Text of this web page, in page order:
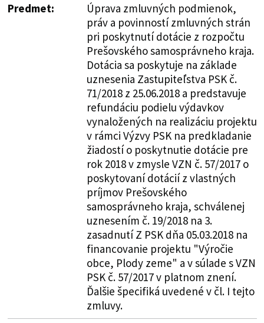
Predmet:
Úprava zmluvných podmienok,
práv a povinností zmluvných strán
pri poskytnutí dotácie z rozpočtu
Prešovského samosprávneho kraja.
Dotácia sa poskytuje na základe
uznesenia Zastupiteľstva PSK č.
71/2018 z 25.06.2018 a predstavuje
refundáciu podielu výdavkov
vynaložených na realizáciu projektu
v rámci Výzvy PSK na predkladanie
žiadostí o poskytnutie dotácie pre
rok 2018 v zmysle VZN č. 57/2017 o
poskytovaní dotácií z vlastných
príjmov Prešovského
samosprávneho kraja, schválenej
uznesením č. 19/2018 na 3.
zasadnutí Z PSK dňa 05.03.2018 na
financovanie projektu "Výročie
obce, Plody zeme" a v súlade s VZN
PSK č. 57/2017 v platnom znení.
Ďalšie špecifiká uvedené v čl. I tejto
zmluvy.